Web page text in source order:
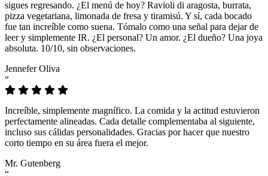
sigues regresando. ¿El menú de hoy? Ravioli di aragosta, burrata,
pizza vegetariana, limonada de fresa y tiramisú. Y sí, cada bocado
fue tan increíble como suena. Tómalo como una señal para dejar de
leer y simplemente IR. ¿El personal? Un amor. ¿El dueño? Una joya
absoluta. 10/10, sin observaciones.
Jennefer Oliva
“
Increíble, simplemente magnífico. La comida y la actitud estuvieron
perfectamente alineadas. Cada detalle complementaba al siguiente,
incluso sus cálidas personalidades. Gracias por hacer que nuestro
corto tiempo en su área fuera el mejor.
Mr. Gutenberg
“